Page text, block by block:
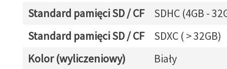
Standard pamięci SD / CF
SDHC (4GB -
Standard pamięci SD / CF
SDXC ( > 32GB)
Kolor (wyliczeniowy)
Biały